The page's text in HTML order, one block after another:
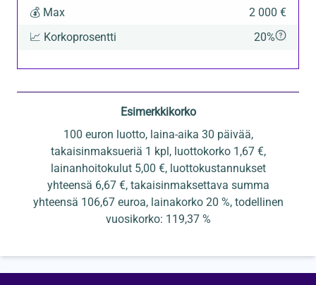
💰 Max
2 000 €
📈 Korkoprosentti 20%
Esimerkkikorko
100 euron luotto, laina-aika 30 päivää,
takaisinmaksueriä 1 kpl, luottokorko 1,67 €,
lainanhoitokulut 5,00 €, luottokustannukset
yhteensä 6,67 €, takaisinmaksettava summa
yhteensä 106,67 euroa, lainakorko 20 %, todellinen
vuosikorko: 119,37 %